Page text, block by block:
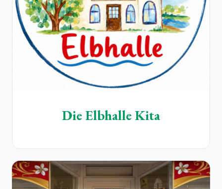
Die Elbhalle Kita